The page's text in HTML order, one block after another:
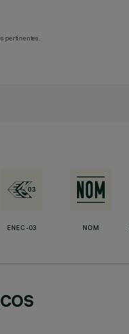
pertinentes.
ENEC-03 NOM